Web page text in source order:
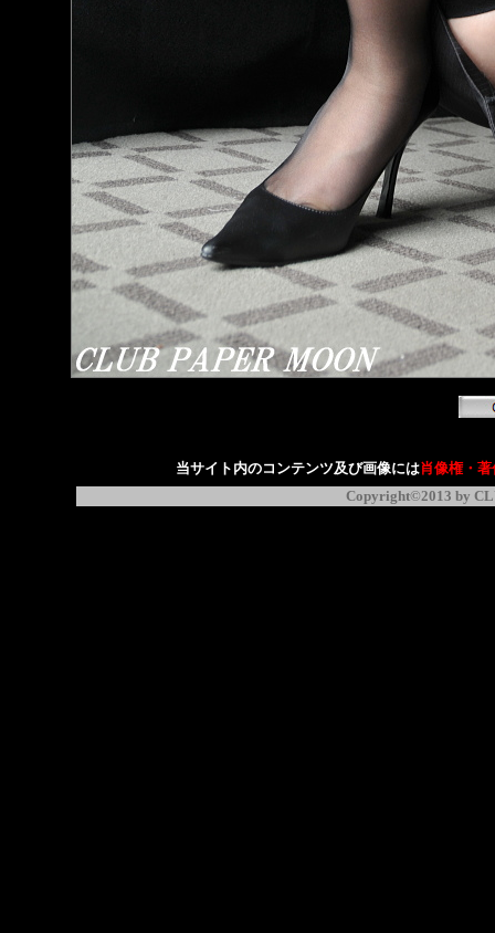
当サイト内のコンテンツ及び画像には肖像権・著
Copyright©2013 by